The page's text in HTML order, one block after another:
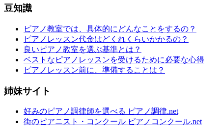
豆知識
ピアノ教室では、具体的にどんなことをするの？
ピアノレッスン代金はどくれくらいかかるの？
良いピアノ教室を選ぶ基準とは？
ベストなピアノレッスンを受けるために必要な心得
ピアノレッスン前に、準備することは？
姉妹サイト
好みのピアノ調律師を選べる ピアノ調律.net
街のピアニスト・コンクール ピアノコンクール.net